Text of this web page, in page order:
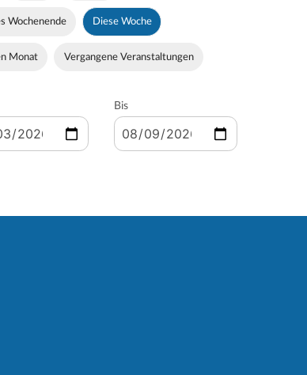
Wochenende Diese Woche
Monat Vergangene Veranstaltungen
Bis